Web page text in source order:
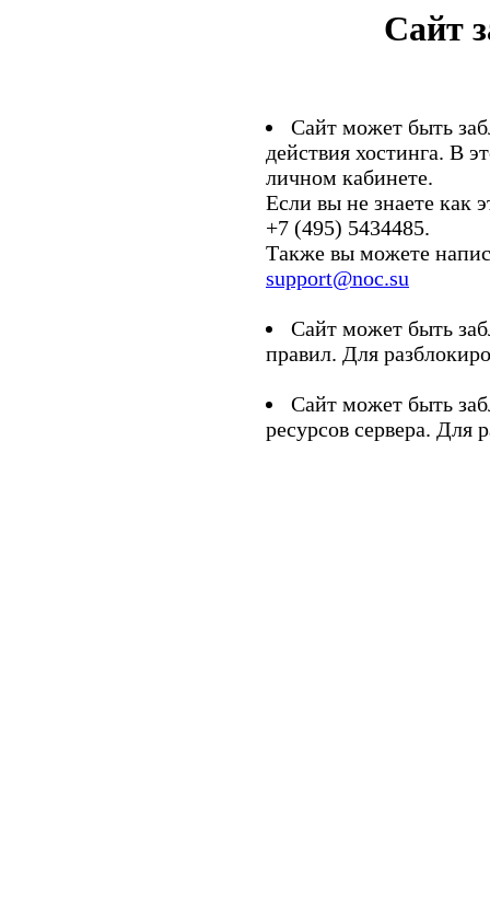
Сайт
Сайт может быть
действия хостинга. В
личном кабинете.
Если вы не знаете как
+7 (495) 5434485.
Также вы можете
support@noc.su
Сайт может быть
правил. Для
Сайт может быть
ресурсов сервера. Для